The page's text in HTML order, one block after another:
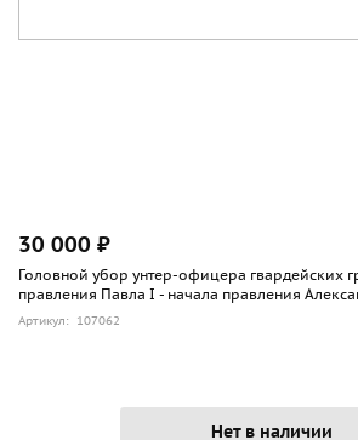
30 000 ₽
Головной убор унтер-офицера гвардейских
правления Павла I - начала правления
Артикул: 107062
Нет в наличии